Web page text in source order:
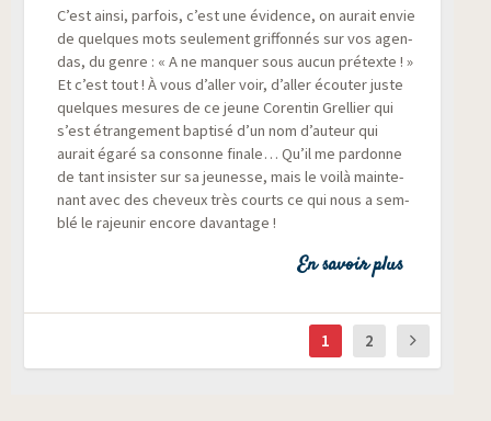
C’est ain­si, par­fois, c’est une évi­dence, on aurait envie
de quelques mots seule­ment grif­fon­nés sur vos agen­
das, du genre : « A ne man­quer sous aucun pré­texte ! »
Et c’est tout ! À vous d’aller voir, d’aller écou­ter juste
quelques mesures de ce jeune Coren­tin Grel­lier qui
s’est étran­ge­ment bap­ti­sé d’un nom d’auteur qui
aurait éga­ré sa consonne finale… Qu’il me par­donne
de tant insis­ter sur sa jeu­nesse, mais le voi­là main­te­
nant avec des che­veux très courts ce qui nous a sem­
blé le rajeu­nir encore davantage !
En savoir plus
1 2